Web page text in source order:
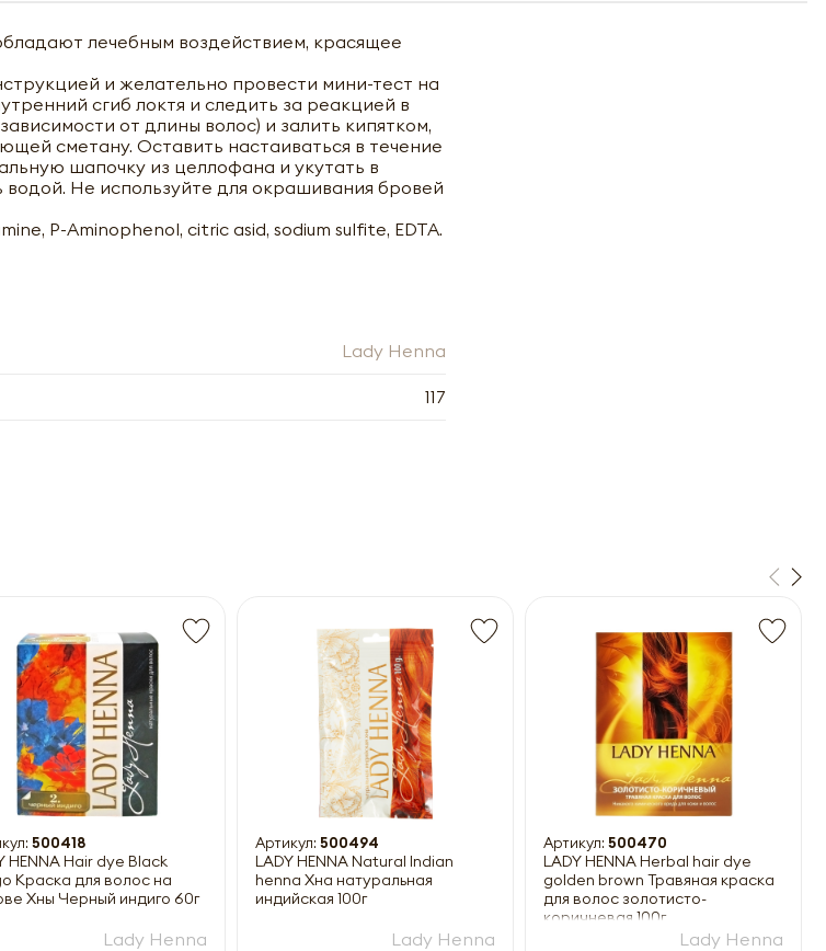
лечебным воздействием, красящее
и желательно провести мини-тест на
сгиб локтя и следить за реакцией в
от длины волос) и залить кипятком,
сметану. Оставить настаиваться в течение
шапочку из целлофана и укутать в
Не используйте для окрашивания бровей
P-Aminophenol, citric asid, sodium sulfite, EDTA.
Lady Henna
117
500418
HENNA Hair dye Black
Краска для волос на
Хны Черный индиго 60г
Lady Henna
Артикул: 500494
LADY HENNA Natural Indian
henna Хна натуральная
индийская 100г
Lady Henna
Артикул: 500470
LADY HENNA Herbal hair dye
golden brown Травяная краска
для волос золотисто-
коричневая 100г
Lady Henna